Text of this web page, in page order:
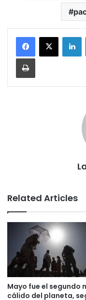
Print
Related Articles
Mayo fue el segundo
cálido del planeta,